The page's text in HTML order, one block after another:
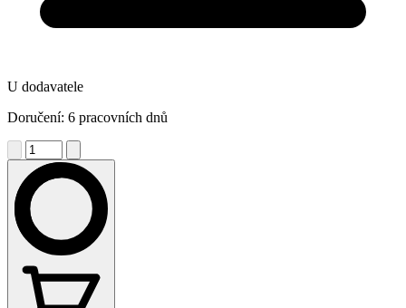
U dodavatele
Doručení: 6 pracovních dnů